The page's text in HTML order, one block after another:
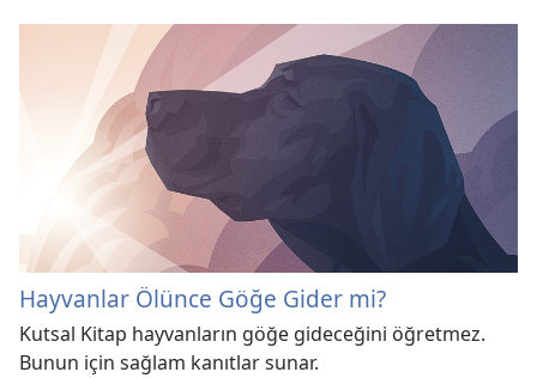
Hayvanlar Ölünce Göğe Gider mi?
Kutsal Kitap hayvanların göğe gideceğini öğretmez.
Bunun için sağlam kanıtlar sunar.